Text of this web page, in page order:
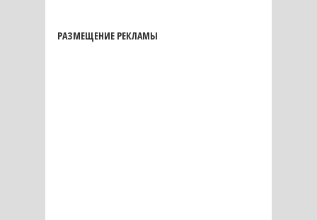
РАЗМЕЩЕНИЕ РЕКЛАМЫ